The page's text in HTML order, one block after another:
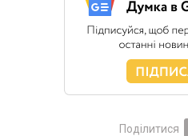
Поділитися